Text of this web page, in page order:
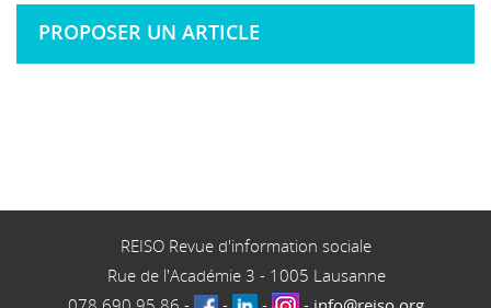
PROPOSER UN ARTICLE
REISO Revue d'information sociale
Rue de l'Académie 3 - 1005 Lausanne